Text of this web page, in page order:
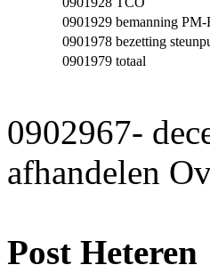
0901929 bemanning PM-
0901978 bezetting
0901979 totaal
0902967-
afhandelen
Post Heteren